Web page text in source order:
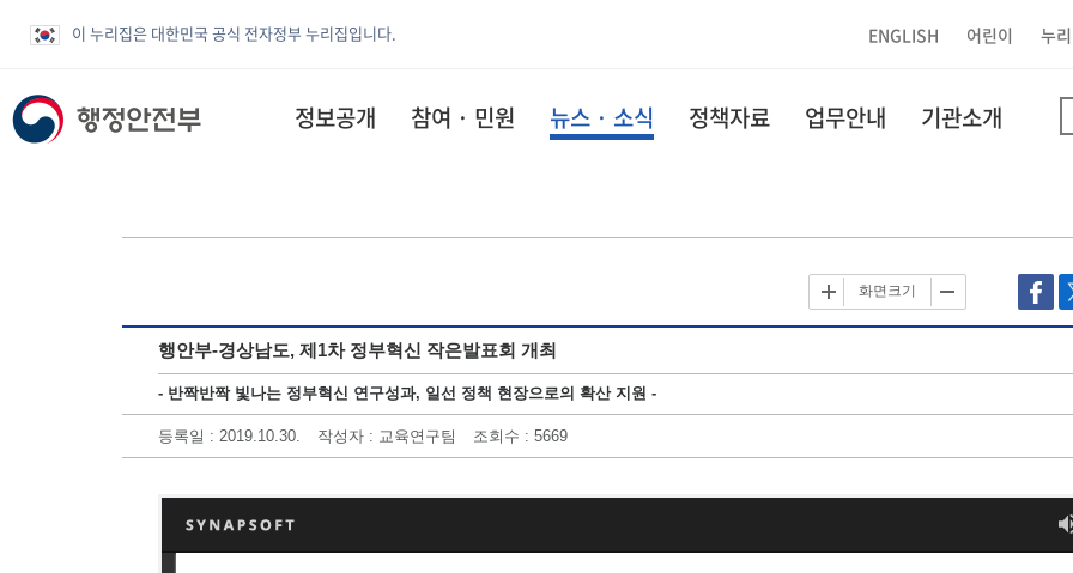
이 누리집은 대한민국 공식 전자정부 누리집입니다. ENGLISH 어린이 누
정보공개 참여 · 민원 뉴스 · 소식 정책자료 업무안내 기관소개
화면크기
행안부-경상남도, 제1차 정부혁신 작은발표회 개최
- 반짝반짝 빛나는 정부혁신 연구성과, 일선 정책 현장으로의 확산 지원 -
등록일 : 2019.10.30. 작성자 : 교육연구팀 조회수 : 5669